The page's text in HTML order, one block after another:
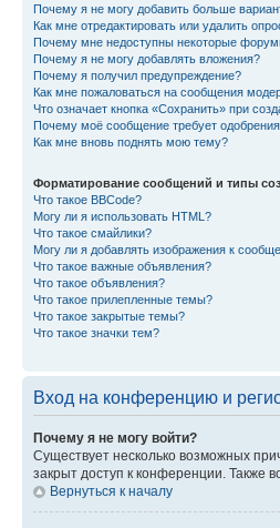
Почему я не могу добавить больше
Как мне отредактировать или удалить
Почему мне недоступны некоторые
Почему я не могу добавлять вложения?
Почему я получил предупреждение?
Как мне пожаловаться на сообщения
Что означает кнопка «Сохранить» при
Почему моё сообщение требует
Как мне вновь поднять мою тему?
Форматирование сообщений и типы
Что такое BBCode?
Могу ли я использовать HTML?
Что такое смайлики?
Могу ли я добавлять изображения к
Что такое важные объявления?
Что такое объявления?
Что такое прилепленные темы?
Что такое закрытые темы?
Что такое значки тем?
Вход на конференцию и
Почему я не могу войти?
Существует несколько возможных
закрыт доступ к конференции. Также
Вернуться к началу